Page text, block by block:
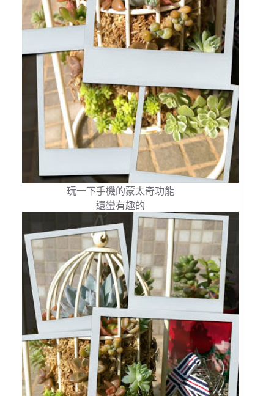
玩一下手機的蒙太奇功能
還蠻有趣的